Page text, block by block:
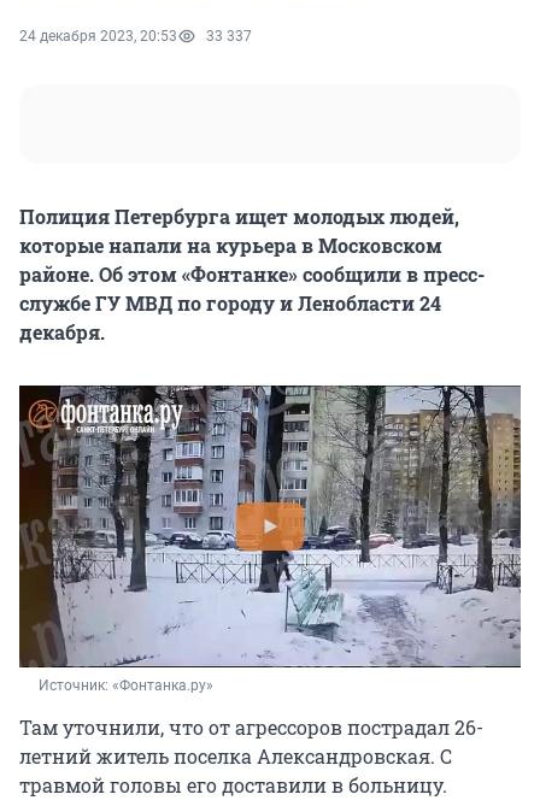
24 декабря 2023, 20:53 33 337
Полиция Петербурга ищет молодых людей,
которые напали на курьера в Московском
районе. Об этом «Фонтанке» сообщили в пресс-
службе ГУ МВД по городу и Ленобласти 24
декабря.
Источник: «Фонтанка.ру»
Там уточнили, что от агрессоров пострадал 26-
летний житель поселка Александровская. С
травмой головы его доставили в больницу.